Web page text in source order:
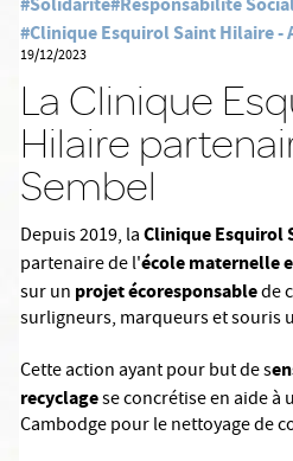
#Clinique Esquirol Saint Hilaire -
19/12/2023
La Clinique
Hilaire
Sembel
Depuis 2019, laClinique Esquirol
partenaire de l'école maternelle
sur un projet écoresponsablede
surligneurs, marqueurs et souris
Cette action ayant pour but de s
recyclagese concrétise en aide à
Cambodge pour le nettoyage de